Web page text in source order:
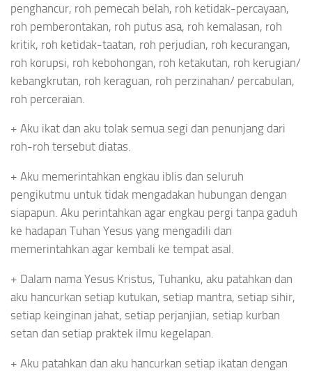
penghancur, roh pemecah belah, roh ketidak-percayaan,
roh pemberontakan, roh putus asa, roh kemalasan, roh
kritik, roh ketidak-taatan, roh perjudian, roh kecurangan,
roh korupsi, roh kebohongan, roh ketakutan, roh kerugian/
kebangkrutan, roh keraguan, roh perzinahan/ percabulan,
roh perceraian.
+ Aku ikat dan aku tolak semua segi dan penunjang dari
roh-roh tersebut diatas.
+ Aku memerintahkan engkau iblis dan seluruh
pengikutmu untuk tidak mengadakan hubungan dengan
siapapun. Aku perintahkan agar engkau pergi tanpa gaduh
ke hadapan Tuhan Yesus yang mengadili dan
memerintahkan agar kembali ke tempat asal.
+ Dalam nama Yesus Kristus, Tuhanku, aku patahkan dan
aku hancurkan setiap kutukan, setiap mantra, setiap sihir,
setiap keinginan jahat, setiap perjanjian, setiap kurban
setan dan setiap praktek ilmu kegelapan.
+ Aku patahkan dan aku hancurkan setiap ikatan dengan